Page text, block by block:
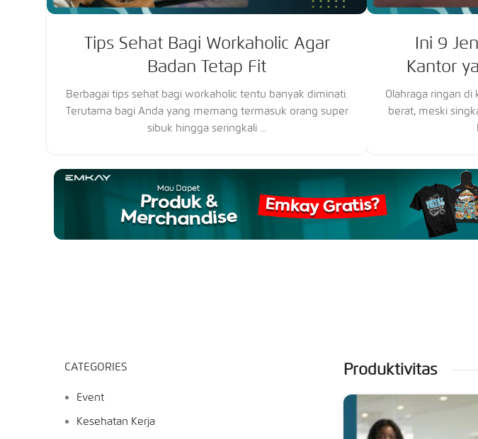
Tips Sehat Bagi Workaholic Agar
Badan Tetap Fit
Berbagai tips sehat bagi workaholic tentu banyak diminati.
Terutama bagi Anda yang memang termasuk orang super
sibuk hingga seringkali ...
Ini 9
Kantor
Olahraga ringan
berat, meski
CATEGORIES
Event
Kesehatan Kerja
Produktivitas